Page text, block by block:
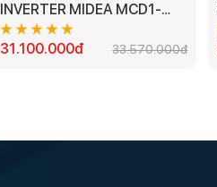
INVERTER MIDEA MCD1-
50CRDN8-Q - 5.0HP (1 PHA)
31.100.000đ
33.570.000đ